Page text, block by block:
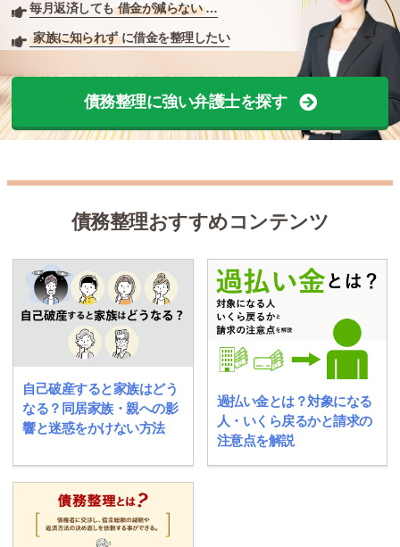
毎月返済しても 借金が減らない …
家族に知られず に借金を整理したい
債務整理に強い弁護士を探す
債務整理おすすめコンテンツ
自己破産すると家族はどう
なる？同居家族・親への影
響と迷惑をかけない方法
過払い金とは？対象になる
人・いくら戻るかと請求の
注意点を解説